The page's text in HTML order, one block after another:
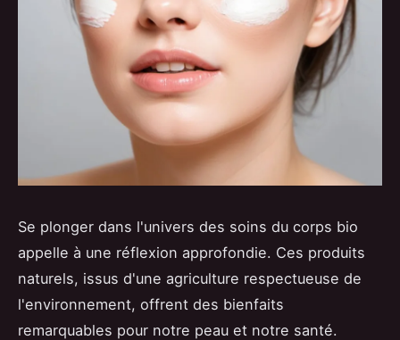
Se plonger dans l'univers des soins du corps bio
appelle à une réflexion approfondie. Ces produits
naturels, issus d'une agriculture respectueuse de
l'environnement, offrent des bienfaits
remarquables pour notre peau et notre santé.